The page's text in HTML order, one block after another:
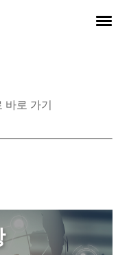
로 가기